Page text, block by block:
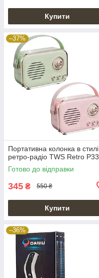
Купити
–37%
Портативна колонка в стилі
ретро-радіо TWS Retro P33
Готово до відправки
345 ₴ 550 ₴
Купити
–36%